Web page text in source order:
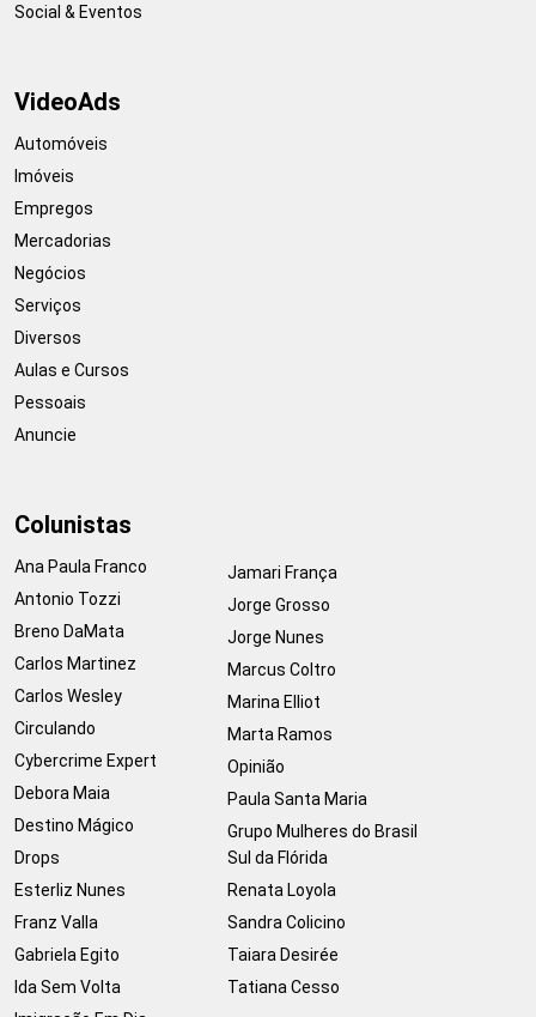
Social & Eventos
VideoAds
Automóveis
Imóveis
Empregos
Mercadorias
Negócios
Serviços
Diversos
Aulas e Cursos
Pessoais
Anuncie
Colunistas
Ana Paula Franco
Antonio Tozzi
Breno DaMata
Carlos Martinez
Carlos Wesley
Circulando
Cybercrime Expert
Debora Maia
Destino Mágico
Drops
Esterliz Nunes
Franz Valla
Gabriela Egito
Ida Sem Volta
Jamari França
Jorge Grosso
Jorge Nunes
Marcus Coltro
Marina Elliot
Marta Ramos
Opinião
Paula Santa Maria
Grupo Mulheres do Brasil
Sul da Flórida
Renata Loyola
Sandra Colicino
Taiara Desirée
Tatiana Cesso